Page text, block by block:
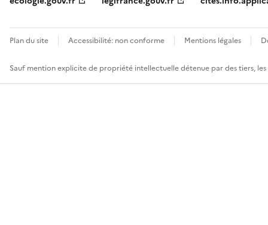
Plan du site Accessibilité: non conforme Mentions légales
Sauf mention explicite de propriété intellectuelle détenue par des tiers,